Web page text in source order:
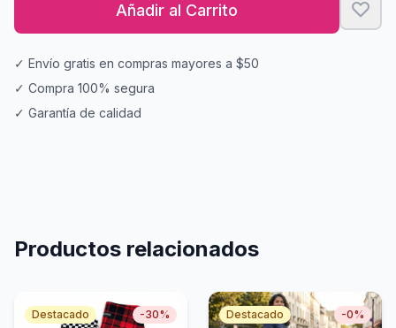
Añadir al Carrito
✓ Envío gratis en compras mayores a $50
✓ Compra 100% segura
✓ Garantía de calidad
Productos relacionados
Destacado -30% Destacado -0%